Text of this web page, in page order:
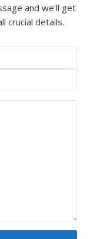
and we'll get
crucial details.